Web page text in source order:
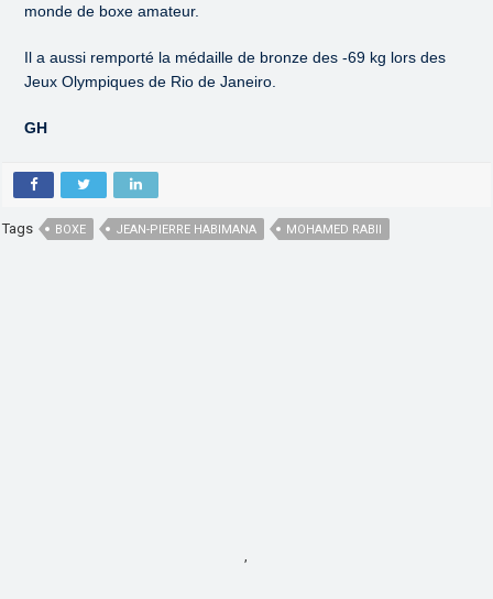
monde de boxe amateur.
Il a aussi remporté la médaille de bronze des -69 kg lors des
Jeux Olympiques de Rio de Janeiro.
GH
Tags BOXE JEAN-PIERRE HABIMANA MOHAMED RABII
,